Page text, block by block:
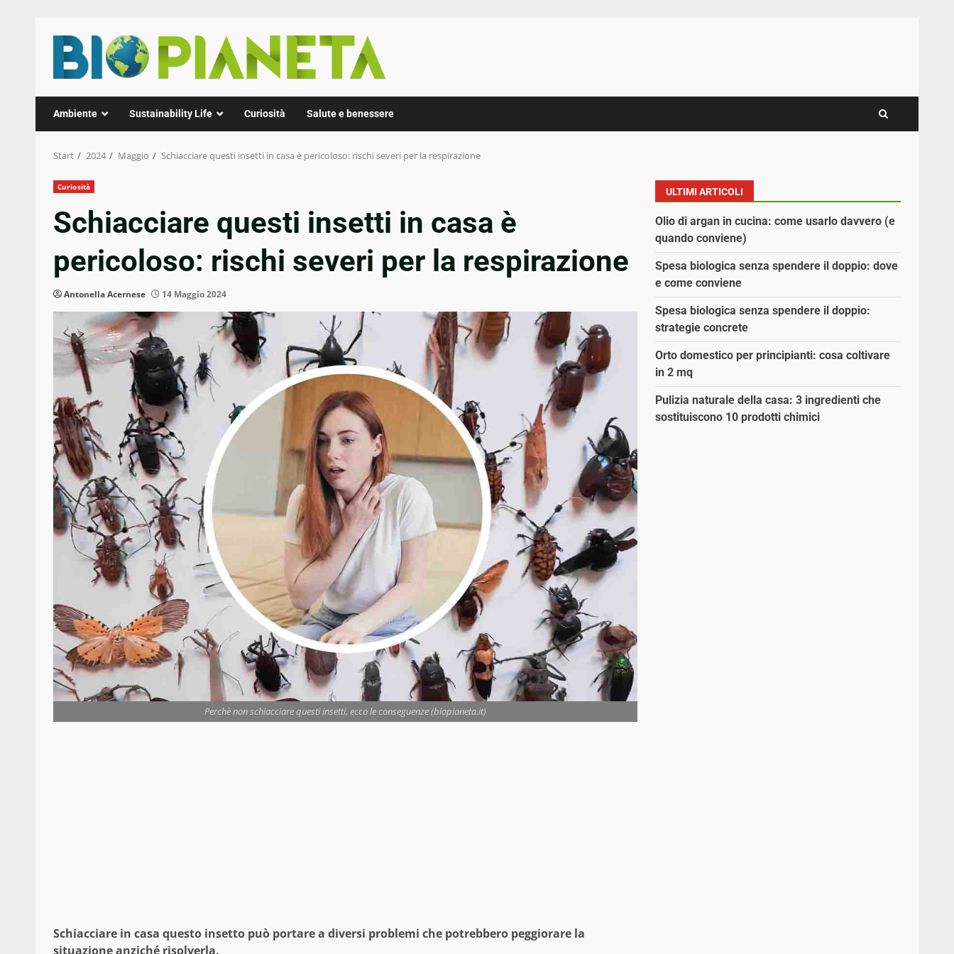
Inhalt
springen
Ambiente Sustainability Life Curiosità Salute e benessere
Start 2024 Maggio Schiacciare questi insetti in casa è pericoloso: rischi severi per la respirazione
Curiosità
Schiacciare questi insetti in casa è
pericoloso: rischi severi per la respirazione
Antonella Acernese 14 Maggio 2024
Perchè non schiacciare questi insetti, ecco le conseguenze (biopianeta.it)
Schiacciare in casa questo insetto può portare a diversi problemi che potrebbero peggiorare la
situazione anziché risolverla.
ULTIMI ARTICOLI
Olio di argan in cucina: come usarlo davvero (e
quando conviene)
Spesa biologica senza spendere il doppio: dove
e come conviene
Spesa biologica senza spendere il doppio:
strategie concrete
Orto domestico per principianti: cosa coltivare
in 2 mq
Pulizia naturale della casa: 3 ingredienti che
sostituiscono 10 prodotti chimici